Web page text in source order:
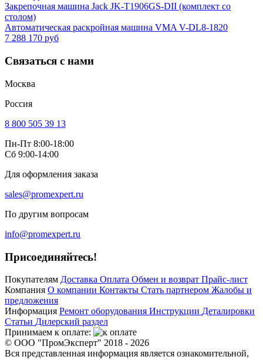
Закрепочная машина Jack JK-T1906GS-DII (комплект со
столом)
Автоматическая раскройная машина VMA V-DL8-1820
7 288 170 руб
Связаться с нами
Москва
Россия
8 800 505 39 13
Пн-Пт 8:00-18:00
Сб 9:00-14:00
Для оформления заказа
sales@promexpert.ru
По другим вопросам
info@promexpert.ru
Присоединяйтесь!
Покупателям Доставка Оплата Обмен и возврат Прайс-лист
Компания О компании Контакты Стать партнером Жалобы и
предложения
Информация Ремонт оборудования Инструкции Деталировки
Статьи Дилерский раздел
Принимаем к оплате:
© ООО "ПромЭксперт" 2018 - 2026
Вся представленная информация является ознакомительной,